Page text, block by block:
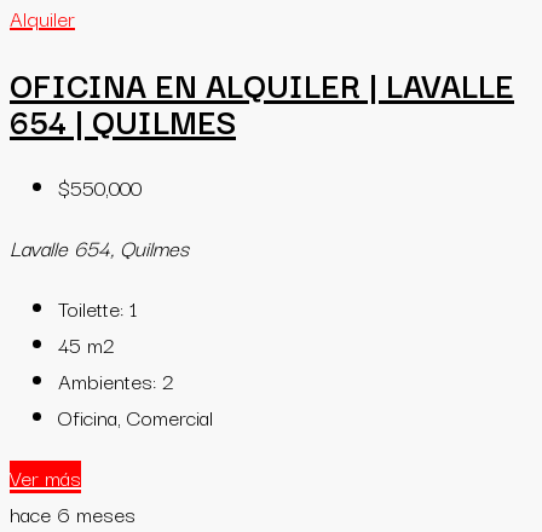
Alquiler
OFICINA EN ALQUILER | LAVALLE
654 | QUILMES
$550,000
Lavalle 654, Quilmes
Toilette:1
45 m2
Ambientes:2
Oficina, Comercial
Ver más
hace 6 meses